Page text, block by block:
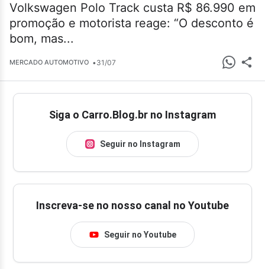
Volkswagen Polo Track custa R$ 86.990 em
promoção e motorista reage: “O desconto é
bom, mas...
MERCADO AUTOMOTIVO •31/07
Siga o Carro.Blog.br no Instagram
Seguir no Instagram
Inscreva-se no nosso canal no Youtube
Seguir no Youtube